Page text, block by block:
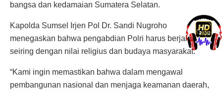
bangsa dan kedamaian Sumatera Selatan.
Kapolda Sumsel Irjen Pol Dr. Sandi Nugroho
menegaskan bahwa pengabdian Polri harus berjalan
seiring dengan nilai religius dan budaya masyarakat.
“Kami ingin memastikan bahwa dalam mengawal
pembangunan nasional dan menjaga keamanan daerah,